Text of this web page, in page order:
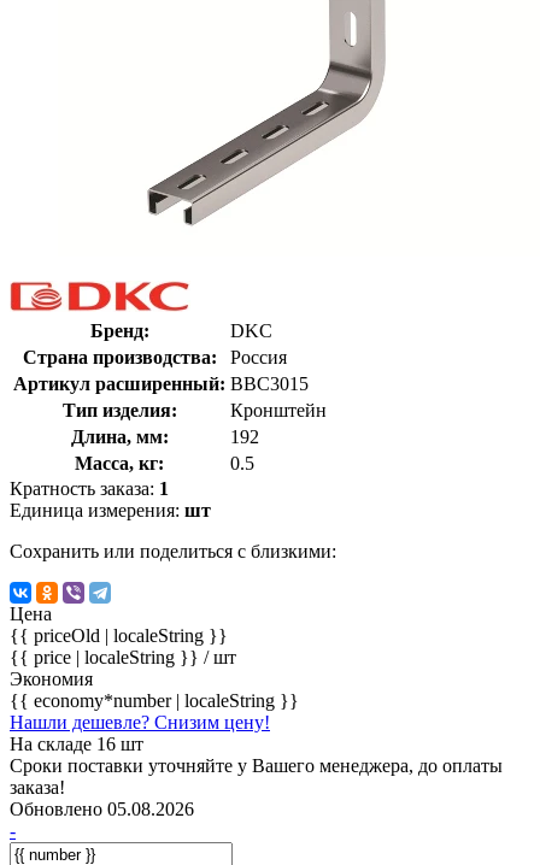
Бренд:
DKC
Страна производства:
Россия
Артикул расширенный: BBC3015
Тип изделия:
Кронштейн
Длина, мм:
192
Масса, кг:
0.5
Кратность заказа: 1
Единица измерения: шт
Сохранить или поделиться с близкими:
Цена
{{ priceOld | localeString }}
{{ price | localeString }} / шт
Экономия
{{ economy*number | localeString }}
Нашли дешевле? Снизим цену!
На складе 16 шт
Сроки поставки уточняйте у Вашего менеджера, до оплаты
заказа!
Обновлено 05.08.2026
-